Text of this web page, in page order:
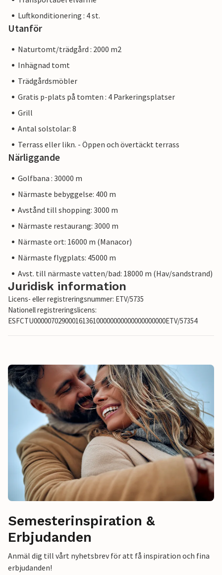
Luftkonditionering : 4 st.
Utanför
Naturtomt/trädgård : 2000 m2
Inhägnad tomt
Trädgårdsmöbler
Gratis p-plats på tomten : 4 Parkeringsplatser
Grill
Antal solstolar: 8
Terrass eller likn. - Öppen och övertäckt terrass
Närliggande
Golfbana : 30000 m
Närmaste bebyggelse: 400 m
Avstånd till shopping: 3000 m
Närmaste restaurang: 3000 m
Närmaste ort: 16000 m (Manacor)
Närmaste flygplats: 45000 m
Avst. till närmaste vatten/bad: 18000 m (Hav/sandstrand)
Juridisk information
Licens- eller registreringsnummer: ETV/5735
Nationell registreringslicens:
ESFCTU00000702900016136100000000000000000000ETV/57354
Semesterinspiration &
Erbjudanden
Anmäl dig till vårt nyhetsbrev för att få inspiration och fina
erbjudanden!